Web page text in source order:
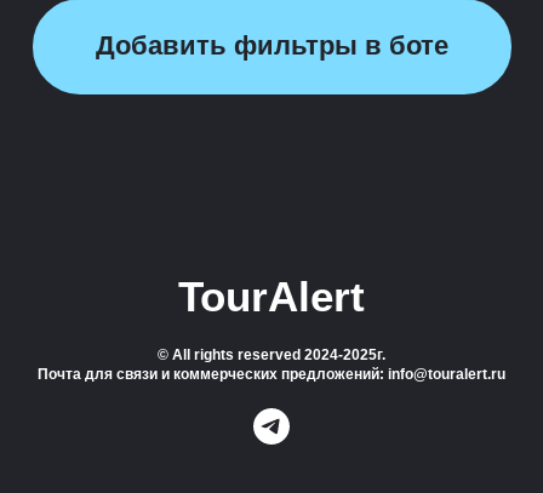
Добавить фильтры в боте
TourAlert
© All rights reserved 2024-2025г.
Почта для связи и коммерческих предложений: info@touralert.ru